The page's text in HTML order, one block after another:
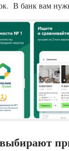
В банк вам